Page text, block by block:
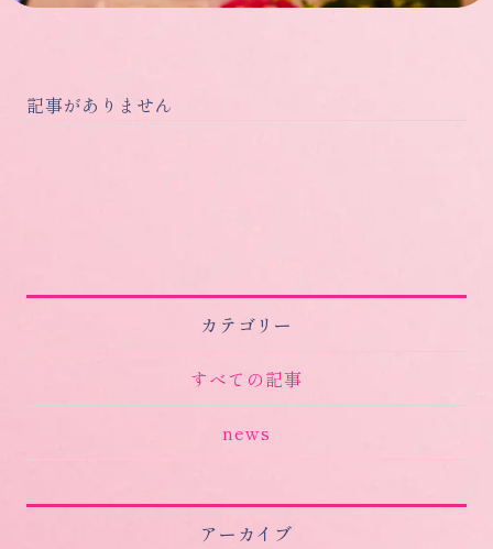
カテゴリー
すべての記事
news
アーカイブ
記事がありません